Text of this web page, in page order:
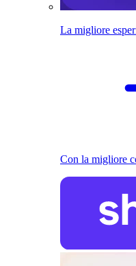
La migliore
Con la migliore